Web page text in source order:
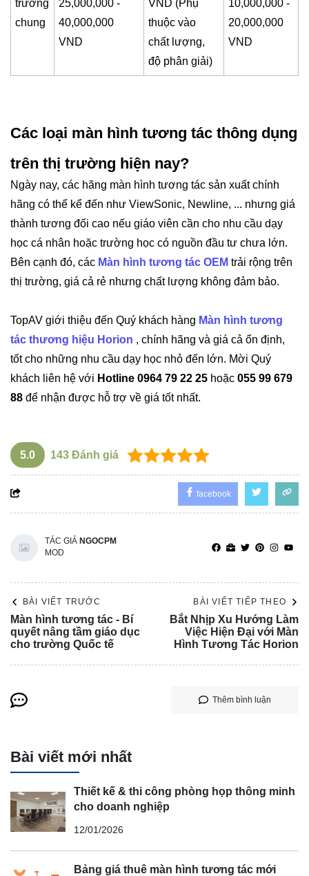
trường
chung
25,000,000 -
40,000,000
VND
VND (Phụ
thuộc vào
chất lượng,
độ phân giải)
10,000,000 -
20,000,000
VND
Các loại màn hình tương tác thông dụng
trên thị trường hiện nay?
Ngày nay, các hãng màn hình tương tác sản xuất chính
hãng có thể kể đến như ViewSonic, Newline, ... nhưng giá
thành tương đối cao nếu giáo viên cần cho nhu cầu dạy
học cá nhân hoặc trường học có nguồn đầu tư chưa lớn.
Bên cạnh đó, các Màn hình tương tác OEM trải rộng trên
thị trường, giá cả rẻ nhưng chất lượng không đảm bảo.
TopAV giới thiệu đến Quý khách hàng Màn hình tương
tác thương hiệu Horion , chính hãng và giá cả ổn định,
tốt cho những nhu cầu dạy học nhỏ đến lớn. Mời Quý
khách liên hệ với Hotline 0964 79 22 25 hoặc 055 99 679
88 để nhận được hỗ trợ về giá tốt nhất.
5.0 143 Đánh giá
facebook
TÁC GIẢ NGOCPM
MOD
BÀI VIẾT TRƯỚC
Màn hình tương tác - Bí
quyết nâng tầm giáo dục
cho trường Quốc tế
BÀI VIẾT TIẾP THEO
Bắt Nhịp Xu Hướng Làm
Việc Hiện Đại với Màn
Hình Tương Tác Horion
Thêm bình luận
Bài viết mới nhất
Thiết kế & thi công phòng họp thông minh
cho doanh nghiệp
12/01/2026
Bảng giá thuê màn hình tương tác mới